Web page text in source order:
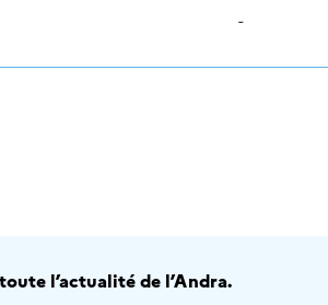
-
l’actualité de l’Andra.